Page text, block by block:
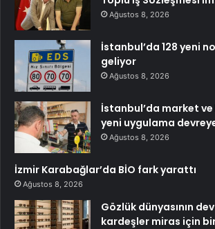
Ağustos 8, 2026
İstanbul’da 128 yeni
geliyor
Ağustos 8, 2026
İstanbul’da market
yeni uygulama
Ağustos 8, 2026
İzmir Karabağlar’da BİO fark yarattı
Ağustos 8, 2026
Gözlük dünyasının
kardeşler miras için